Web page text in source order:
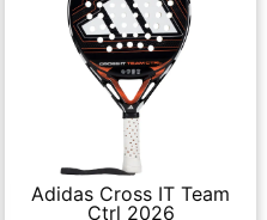
Adidas Cross IT Team
Ctrl 2026